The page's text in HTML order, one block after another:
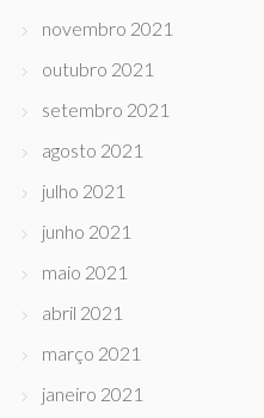
novembro 2021
outubro 2021
setembro 2021
agosto 2021
julho 2021
junho 2021
maio 2021
abril 2021
março 2021
janeiro 2021